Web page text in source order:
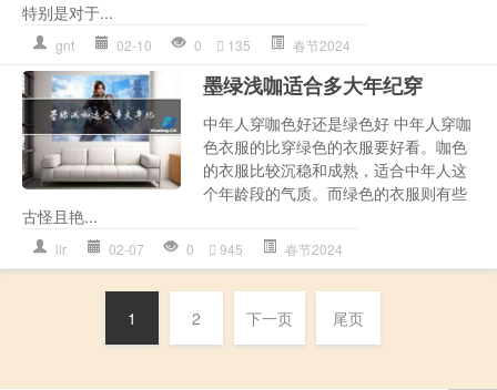
特别是对于...
gnt 02-10 0 135 春节2024
墨绿浅咖适合多大年纪穿
中年人穿咖色好还是绿色好 中年人穿咖
色衣服的比穿绿色的衣服要好看。咖色
的衣服比较沉稳和成熟，适合中年人这
个年龄段的气质。而绿色的衣服则有些
古怪且艳...
llr 02-07 0 945 春节2024
1 2 下一页 尾页